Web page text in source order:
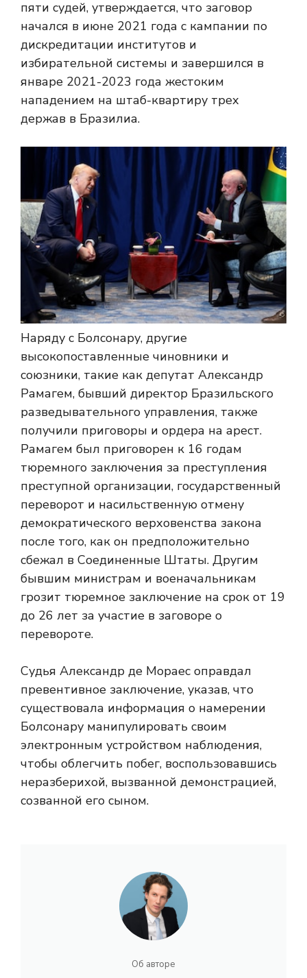
пяти судей, утверждается, что заговор
начался в июне 2021 года с кампании по
дискредитации институтов и
избирательной системы и завершился в
январе 2021-2023 года жестоким
нападением на штаб-квартиру трех
держав в Бразилиа.
Наряду с Болсонару, другие
высокопоставленные чиновники и
союзники, такие как депутат Александр
Рамагем, бывший директор Бразильского
разведывательного управления, также
получили приговоры и ордера на арест.
Рамагем был приговорен к 16 годам
тюремного заключения за преступления
преступной организации, государственный
переворот и насильственную отмену
демократического верховенства закона
после того, как он предположительно
сбежал в Соединенные Штаты. Другим
бывшим министрам и военачальникам
грозит тюремное заключение на срок от 19
до 26 лет за участие в заговоре о
перевороте.
Судья Александр де Мораес оправдал
превентивное заключение, указав, что
существовала информация о намерении
Болсонару манипулировать своим
электронным устройством наблюдения,
чтобы облегчить побег, воспользовавшись
неразберихой, вызванной демонстрацией,
созванной его сыном.
Об авторе